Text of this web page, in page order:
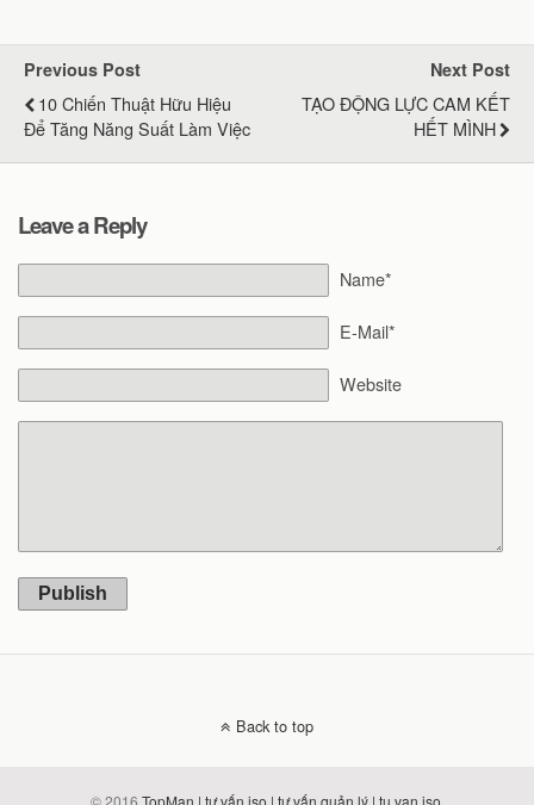
Previous Post
10 Chiến Thuật Hữu Hiệu
Để Tăng Năng Suất Làm Việc
Next Post
TẠO ĐỘNG LỰC CAM KẾT
HẾT MÌNH
Leave a Reply
Name*
E-Mail*
Website
Publish
Back to top
© 2016 TopMan | tư vấn iso | tư vấn quản lý | tu van iso